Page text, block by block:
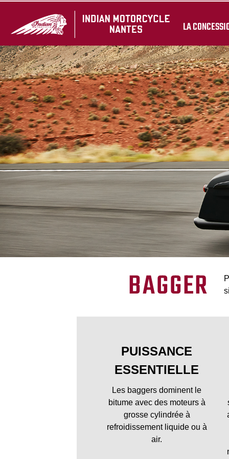
LA
BAGGER
PUISSANCE
ESSENTIELLE
Les baggers dominent le
bitume avec des moteurs à
grosse cylindrée à
refroidissement liquide ou à
air.